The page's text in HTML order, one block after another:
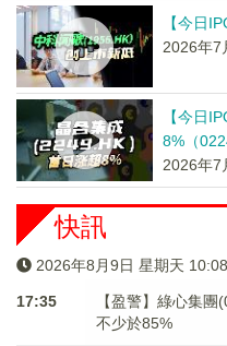
【今日
2026年7
【今日
8%（
2026年7
快訊
2026年8月9日 星期天
17:35
【盈警】綠心集
不少於85%